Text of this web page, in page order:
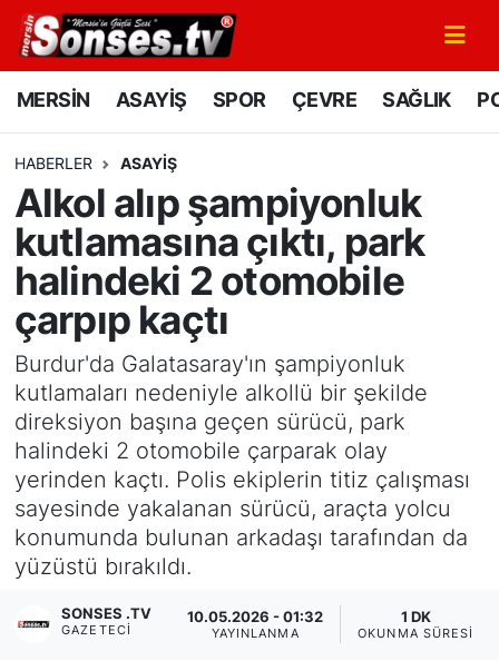
MERSİN ASAYİŞ SPOR ÇEVRE SAĞLIK
HABERLER ASAYİŞ
Alkol alıp şampiyonluk
kutlamasına çıktı, park
halindeki 2 otomobile
çarpıp kaçtı
Burdur'da Galatasaray'ın şampiyonluk
kutlamaları nedeniyle alkollü bir şekilde
direksiyon başına geçen sürücü, park
halindeki 2 otomobile çarparak olay
yerinden kaçtı. Polis ekiplerin titiz çalışması
sayesinde yakalanan sürücü, araçta yolcu
konumunda bulunan arkadaşı tarafından da
yüzüstü bırakıldı.
SONSES .TV
GAZETECI
10.05.2026 - 01:32
YAYINLANMA
1 DK
OKUNMA SÜRESI
MERSİN
SPOR
GÜNÜN MANŞETİ
DÜNYA
KÜLTÜR - SANAT
MAGAZİN
SAĞLIK
Siyaset
Mersin Nöbetçi Eczaneler
Mersin Namaz Vakitleri
Mersin Trafik Yoğunluk Haritası
Süper Lig Puan Durumu ve Fikstür
Tüm Manşetler
Son Dakika Haberleri
Haber Arşivi